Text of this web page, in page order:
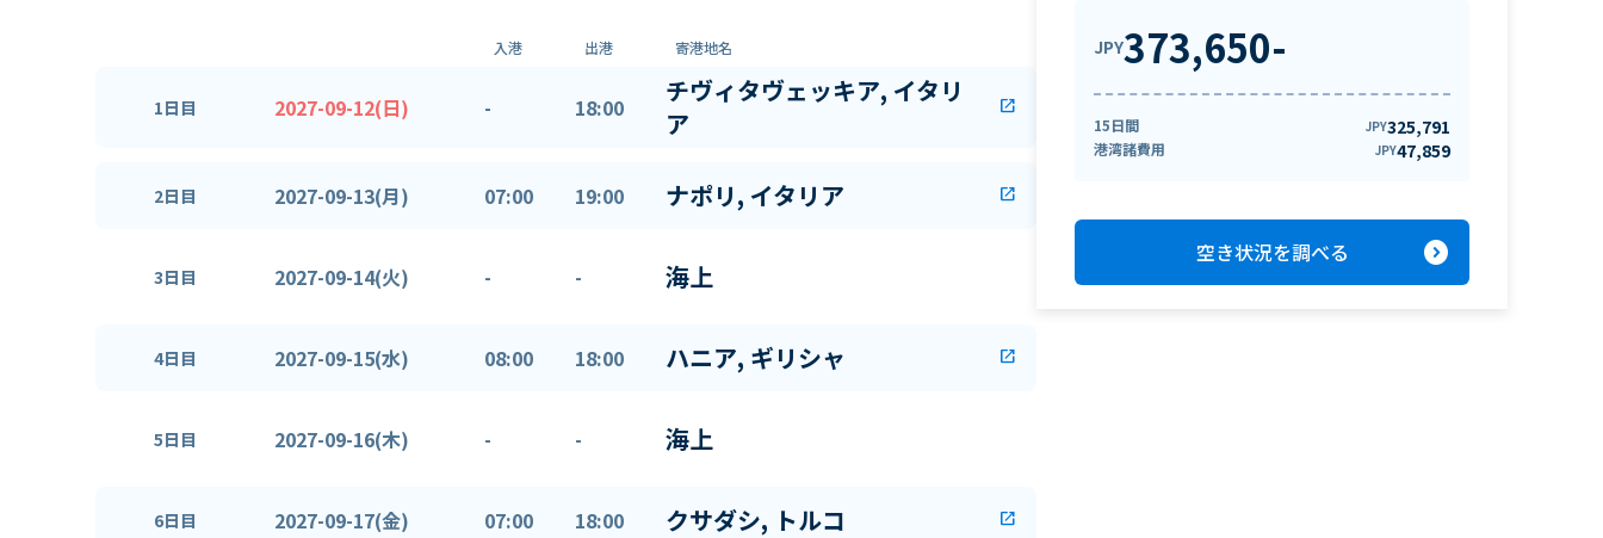
入港 出港 寄港地名
1日目 2027-09-12(日) - 18:00
チヴィタヴェッキア, イタリ
ア
open_in_new
2日目 2027-09-13(月) 07:00 19:00 ナポリ, イタリア open_in_new
3日目 2027-09-14(火) - - 海上
4日目 2027-09-15(水) 08:00 18:00 ハニア, ギリシャ open_in_new
5日目 2027-09-16(木) - - 海上
6日目 2027-09-17(金) 07:00 18:00 クサダシ, トルコ open_in_new
JPY373,650-
15日間 JPY325,791
港湾諸費用 JPY47,859
空き状況を調べる expand_circle_right